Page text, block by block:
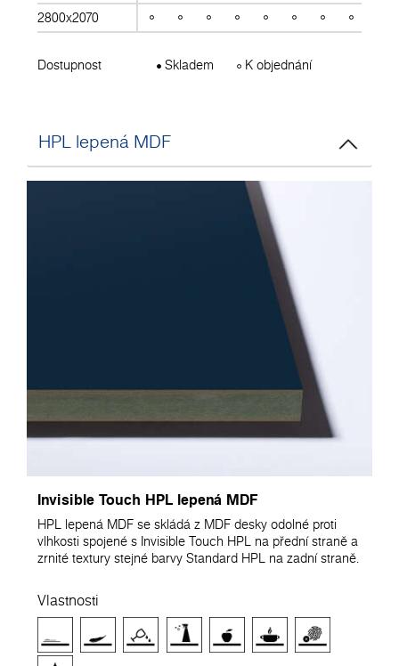
2800x2070
Dostupnost Skladem K objednání
HPL lepená MDF
Invisible Touch HPL lepená MDF
HPL lepená MDF se skládá z MDF desky odolné proti
vlhkosti spojené s Invisible Touch HPL na přední straně a
zrnité textury stejné barvy Standard HPL na zadní straně.
Vlastnosti